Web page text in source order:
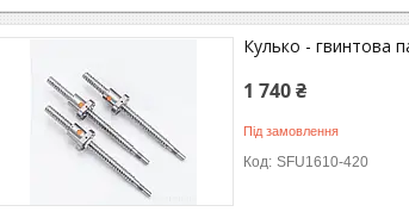
Кулько - гвинтова
1 740 ₴
Під замовлення
SFU1610-420